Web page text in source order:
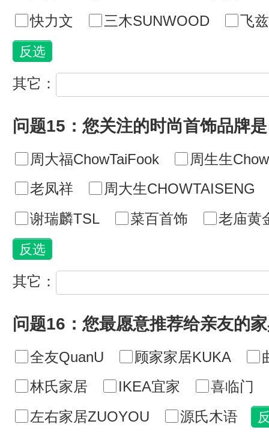
快力文
三木SUNWOOD 飞
其它：
问题15：您关注的时尚首饰品牌
周大福ChowTaiFook
周生生
老凤祥
周大生CHOWTAISENG
谢瑞麟TSL
菜百首饰 老庙黄
其它：
问题16：您最愿意推荐给亲友的
全友QuanU 顾家家居KUKA
林氏家居
IKEA宜家
喜临门
左右家居ZUOYOU
源氏木语